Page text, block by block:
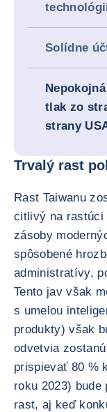
Solídne
tlak zo
strany
Trvalý rast
Rast Taiwanu
citlivý na rastúci
zásoby
spôsobené
administratívy,
Tento jav však
s umelou
produkty) však
odvetvia
prispievať 80 %
roku 2023)
rast, aj keď